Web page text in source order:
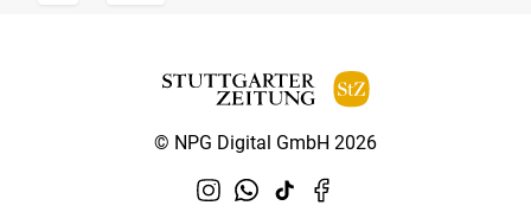
© NPG Digital GmbH 2026